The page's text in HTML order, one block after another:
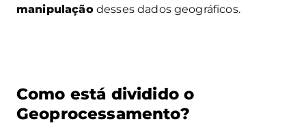
manipulaçãodesses dados geográficos.
Como está dividido o
Geoprocessamento?